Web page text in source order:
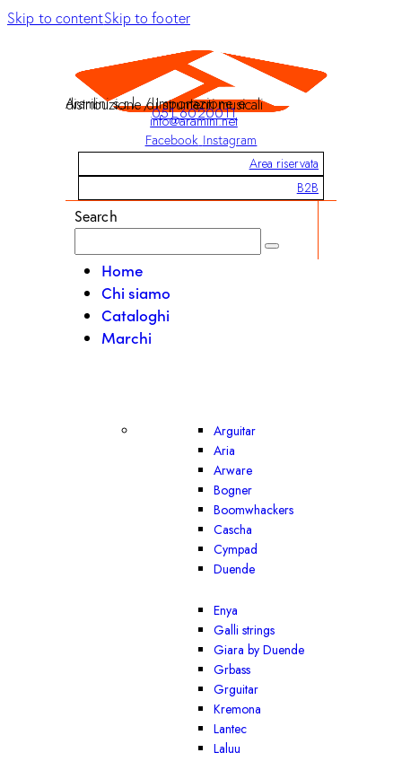
Skip to contentSkip to footer
Aramini s.r.l. / Importazione e distribuzione di strumenti musicali
051 6020011
info@aramini.net
Facebook Instagram
Area riservata
B2B
Search
Home
Chi siamo
Cataloghi
Marchi
Arguitar
Aria
Arware
Bogner
Boomwhackers
Cascha
Cympad
Duende
Enya
Galli strings
Giara by Duende
Grbass
Grguitar
Kremona
Lantec
Laluu